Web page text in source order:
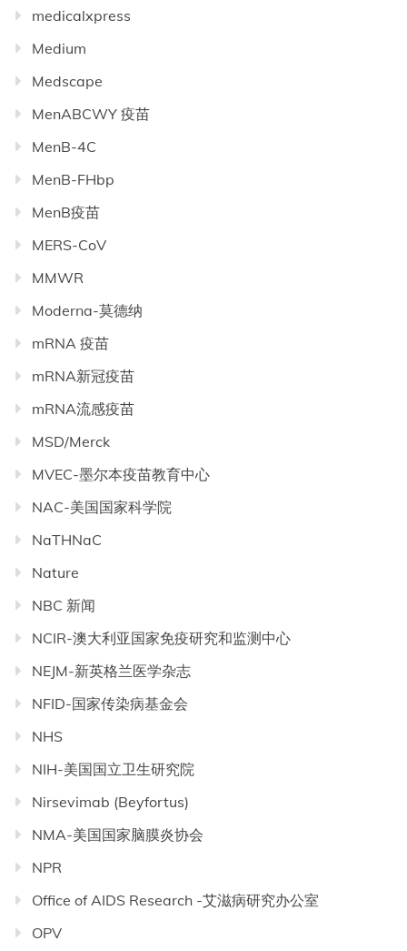
medicalxpress
Medium
Medscape
MenABCWY 疫苗
MenB-4C
MenB-FHbp
MenB疫苗
MERS-CoV
MMWR
Moderna-莫德纳
mRNA 疫苗
mRNA新冠疫苗
mRNA流感疫苗
MSD/Merck
MVEC-墨尔本疫苗教育中心
NAC-美国国家科学院
NaTHNaC
Nature
NBC 新闻
NCIR-澳大利亚国家免疫研究和监测中心
NEJM-新英格兰医学杂志
NFID-国家传染病基金会
NHS
NIH-美国国立卫生研究院
Nirsevimab (Beyfortus)
NMA-美国国家脑膜炎协会
NPR
Office of AIDS Research -艾滋病研究办公室
OPV